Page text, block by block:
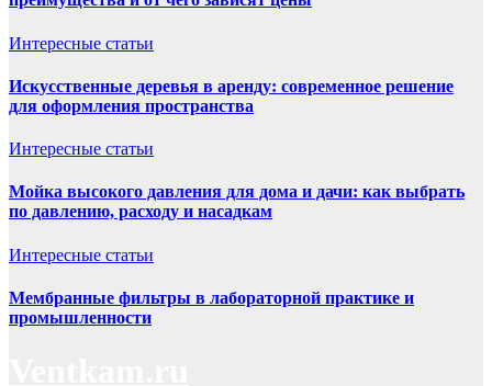
Интересные статьи
Искусственные деревья в аренду: современное решение
для оформления пространства
Интересные статьи
Мойка высокого давления для дома и дачи: как выбрать
по давлению, расходу и насадкам
Интересные статьи
Мембранные фильтры в лабораторной практике и
промышленности